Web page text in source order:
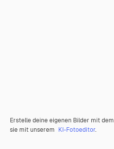
Erstelle deine eigenen Bilder mit dem
sie mit unserem KI-Fotoeditor.